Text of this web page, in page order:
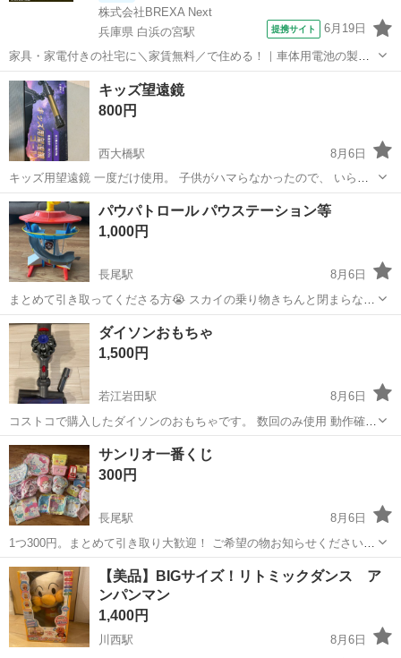
株式会社BREXA Next
兵庫県 白浜の宮駅
提携サイト 6月19日
家具・家電付きの社宅に＼家賃無料／で住める！｜車体用電池の製造
｜未経験から月収例32万円♪｜さらに【年間休日130日】！ 人気の工場
のお仕事 ◇車体用電池の製造◇ 機械の操作、部品のセッティング、検
査、清掃業務など。 ...
兵庫 姫路市 白浜の宮駅
キッズ望遠鏡
800円
西大橋駅
8月6日
キッズ用望遠鏡 一度だけ使用。 子供がハマらなかったので、 いらな
くなりました。 欲しい方いれば、お譲り致します。
大阪 大阪市 西大橋駅 その他
パウパトロール パウステーション等
1,000円
長尾駅
8月6日
まとめて引き取ってくださる方😭 スカイの乗り物きちんと閉まらない
ですが 気にならない方でお願いします。 被って持っていた物の為、揃
ってないですが。 引越しの関係で8/29までに取りに来れる方。 詳しい
場所は決まり次第お...
大阪 枚方市 長尾駅 おもちゃ
ダイソンおもちゃ
1,500円
若江岩田駅
8月6日
コストコで購入したダイソンのおもちゃです。 数回のみ使用 動作確認
済み
大阪 東大阪市 若江岩田駅
サンリオ一番くじ
300円
長尾駅
8月6日
1つ300円。まとめて引き取り大歓迎！ ご希望の物お知らせください。
引越しの為、8/29までに取りに来てくださる方。 詳しい場所は決まり
次第お伝えします。
大阪 枚方市 長尾駅 おもちゃ
【美品】BIGサイズ！リトミックダンス ア
ンパンマン
1,400円
川西駅
8月6日